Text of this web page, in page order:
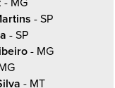
- SP
- SP
- MG
- MT